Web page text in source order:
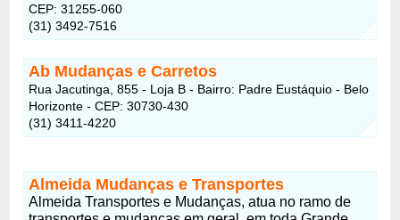
CEP: 31255-060
(31) 3492-7516
Ab Mudanças e Carretos
Rua Jacutinga, 855 - Loja B - Bairro: Padre Eustáquio - Belo
Horizonte - CEP: 30730-430
(31) 3411-4220
Almeida Mudanças e Transportes
Almeida Transportes e Mudanças, atua no ramo de